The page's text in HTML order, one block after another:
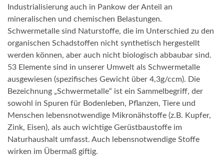
Industrialisierung auch in Pankow der Anteil an
mineralischen und chemischen Belastungen.
Schwermetalle sind Naturstoffe, die im Unterschied zu den
organischen Schadstoffen nicht synthetisch hergestellt
werden können, aber auch nicht biologisch abbaubar sind.
53 Elemente sind in unserer Umwelt als Schwermetalle
ausgewiesen (spezifisches Gewicht über 4,3g/ccm). Die
Bezeichnung „Schwermetalle“ ist ein Sammelbegriff, der
sowohl in Spuren für Bodenleben, Pflanzen, Tiere und
Menschen lebensnotwendige Mikronähstoffe (z.B. Kupfer,
Zink, Eisen), als auch wichtige Gerüstbaustoffe im
Naturhaushalt umfasst. Auch lebensnotwendige Stoffe
wirken im Übermaß giftig.